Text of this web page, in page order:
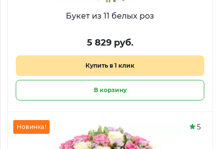
Букет из 11 белых роз
5 829 руб.
Купить в 1 клик
В корзину
Новинка! 5